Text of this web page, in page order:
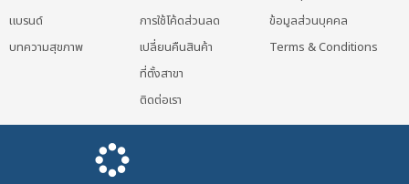
แบรนด์
บทความสุขภาพ
การใช้โค้ดส่วนลด
เปลี่ยนคืนสินค้า
ที่ตั้งสาขา
ติดต่อเรา
ข้อมูลส่วนบุคคล
Terms & Conditions